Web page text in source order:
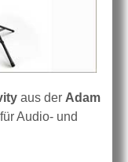
aus der Adam
für Audio- und